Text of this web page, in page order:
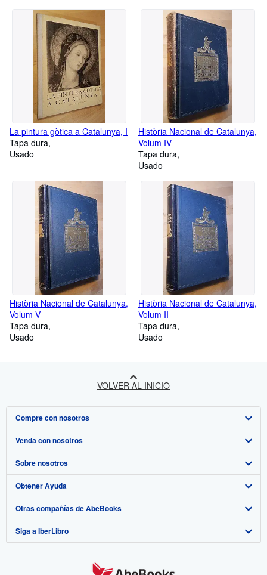
La pintura gòtica a Catalunya, I
Tapa dura
Usado
Història Nacional de Catalunya,
Volum IV
Tapa dura
Usado
Història Nacional de Catalunya,
Volum V
Tapa dura
Usado
Història Nacional de Catalunya,
Volum II
Tapa dura
Usado
VOLVER AL INICIO
Compre con nosotros
Búsqueda avanzada
Colecciones
Mi cuenta
Mis pedidos
Ver carrito
Venda con nosotros
Comenzar a vender
Únase a nuestro programa de afiliados
Recomiende un vendedor
Sobre nosotros
Sobre IberLibro
Medios
Empleo
Obtener Ayuda
Preguntas frecuentes y guías
Atención al Cliente
Otras compañías de AbeBooks
AbeBooks.com
Siga a IberLibro